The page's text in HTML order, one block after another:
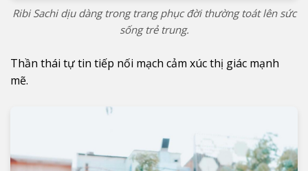
Ribi Sachi dịu dàng trong trang phục đời thường toát lên sức
sống trẻ trung.
Thần thái tự tin tiếp nối mạch cảm xúc thị giác mạnh
mẽ.